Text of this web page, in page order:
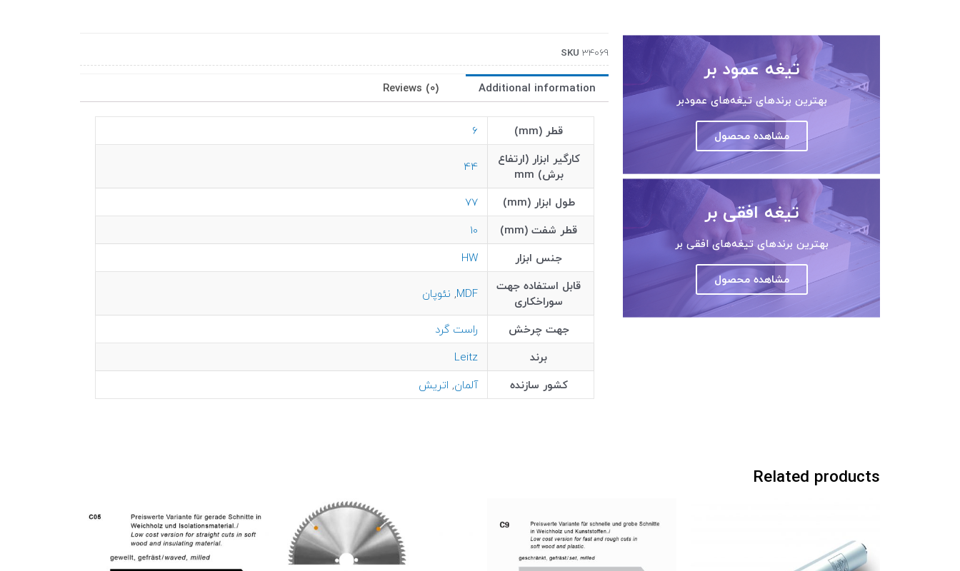
تیغه عمود بر
بهترین برندهای تیغه‌های عمودبر
مشاهده محصول
تیغه افقی بر
بهترین برندهای تیغه‌های افقی بر
مشاهده محصول
SKU34069
Additional information
Reviews (0)
قطر (mm)
6
کارگیر ابزار (ارتفاع
برش) mm
44
طول ابزار (mm)
77
قطر شفت (mm)
10
جنس ابزار
HW
قابل استفاده جهت
سوراخکاری
MDF
, نئوپان
جهت چرخش
راست گرد
برند
Leitz
کشور سازنده
آلمان, اتریش
Related products